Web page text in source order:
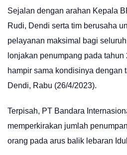
Sejalan dengan arahan Kepala
Rudi, Dendi serta tim berusaha
pelayanan maksimal bagi
lonjakan penumpang pada
hampir sama kondisinya dengan
Dendi, Rabu (26/4/2023).
Terpisah, PT Bandara
memperkirakan jumlah
orang pada arus balik lebaran